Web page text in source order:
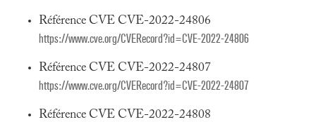
Référence CVE CVE-2022-24806
https://www.cve.org/CVERecord?id=CVE-2022-24806
Référence CVE CVE-2022-24807
https://www.cve.org/CVERecord?id=CVE-2022-24807
Référence CVE CVE-2022-24808